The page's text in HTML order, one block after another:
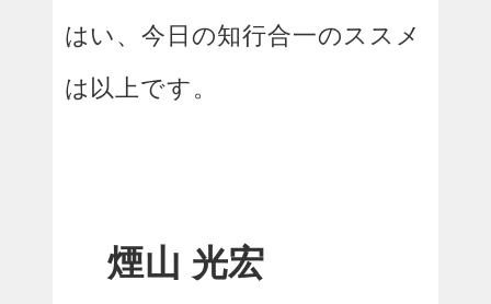
はい、今日の知行合一のススメ
は以上です。
煙山 光宏